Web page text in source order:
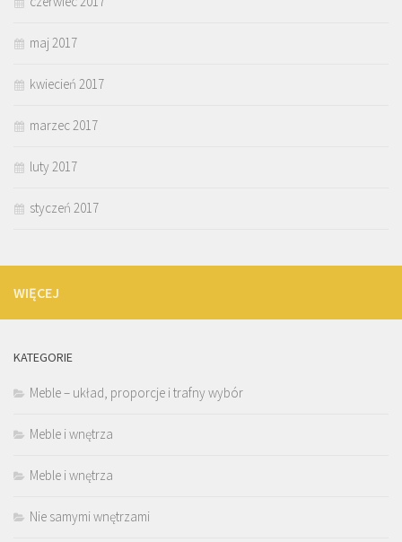
maj 2017
kwiecień 2017
marzec 2017
luty 2017
styczeń 2017
WIĘCEJ
KATEGORIE
Meble – układ, proporcje i trafny wybór
Meble i wnętrza
Meble i wnętrza
Nie samymi wnętrzami